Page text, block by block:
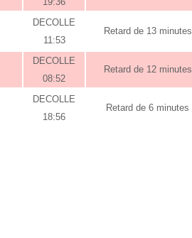
DECOLLE
11:53
Retard de 13 minutes
DECOLLE
08:52
Retard de 12 minutes
DECOLLE
18:56
Retard de 6 minutes